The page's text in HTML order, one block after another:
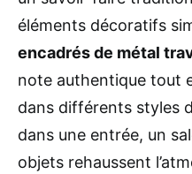
éléments décoratifs
encadrés de métal
note authentique tout
dans différents styles
dans une entrée, un
objets rehaussent